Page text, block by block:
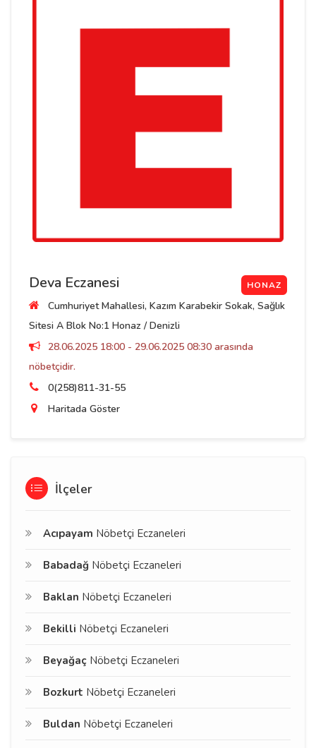
Deva Eczanesi HONAZ
Cumhuriyet Mahallesi, Kazım Karabekir Sokak, Sağlık
Sitesi A Blok No:1 Honaz / Denizli
28.06.2025 18:00 - 29.06.2025 08:30 arasında
nöbetçidir.
0(258)811-31-55
Haritada Göster
İlçeler
Acıpayam Nöbetçi Eczaneleri
Babadağ Nöbetçi Eczaneleri
Baklan Nöbetçi Eczaneleri
Bekilli Nöbetçi Eczaneleri
Beyağaç Nöbetçi Eczaneleri
Bozkurt Nöbetçi Eczaneleri
Buldan Nöbetçi Eczaneleri